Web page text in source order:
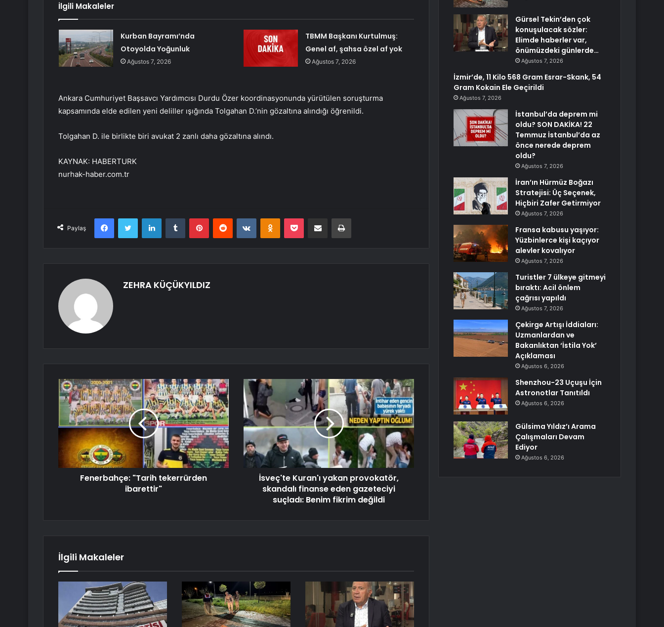
İlgili Makaleler
Kurban Bayramı’nda
Otoyolda Yoğunluk
Ağustos 7, 2026
TBMM Başkanı Kurtulmuş:
Genel af, şahsa özel af yok
Ağustos 7, 2026
Ankara Cumhuriyet Başsavcı Yardımcısı Durdu Özer koordinasyonunda yürütülen soruşturma
kapsamında elde edilen yeni deliller ışığında Tolgahan D.’nin gözaltına alındığı öğrenildi.
Tolgahan D. ile birlikte biri avukat 2 zanlı daha gözaltına alındı.
KAYNAK: HABERTURK
nurhak-haber.com.tr
Paylaş
FacebookTwitter LinkedInTumblr PinterestReddit VKontakteOdnoklassniki
Pocket E-Posta ile paylaş Yazdır
ZEHRA KÜÇÜKYILDIZ
Fenerbahçe: "Tarih tekerrürden
ibarettir"
İsveç'te Kuran'ı yakan provokatör,
skandalı finanse eden gazeteciyi
suçladı: Benim fikrim değildi
İlgili Makaleler
Gürsel Tekin’den çok
konuşulacak sözler:
Elimde haberler var,
önümüzdeki günlerde…
Ağustos 7, 2026
İzmir’de, 11 Kilo 568 Gram Esrar-Skank, 54
Gram Kokain Ele Geçirildi
Ağustos 7, 2026
İstanbul’da deprem mi
oldu? SON DAKİKA! 22
Temmuz İstanbul’da az
önce nerede deprem
oldu?
Ağustos 7, 2026
İran’ın Hürmüz Boğazı
Stratejisi: Üç Seçenek,
Hiçbiri Zafer Getirmiyor
Ağustos 7, 2026
Fransa kabusu yaşıyor:
Yüzbinlerce kişi kaçıyor
alevler kovalıyor
Ağustos 7, 2026
Turistler 7 ülkeye gitmeyi
bıraktı: Acil önlem
çağrısı yapıldı
Ağustos 7, 2026
Çekirge Artışı İddiaları:
Uzmanlardan ve
Bakanlıktan ‘İstila Yok’
Açıklaması
Ağustos 6, 2026
Shenzhou-23 Uçuşu İçin
Astronotlar Tanıtıldı
Ağustos 6, 2026
Gülsima Yıldız’ı Arama
Çalışmaları Devam
Ediyor
Ağustos 6, 2026